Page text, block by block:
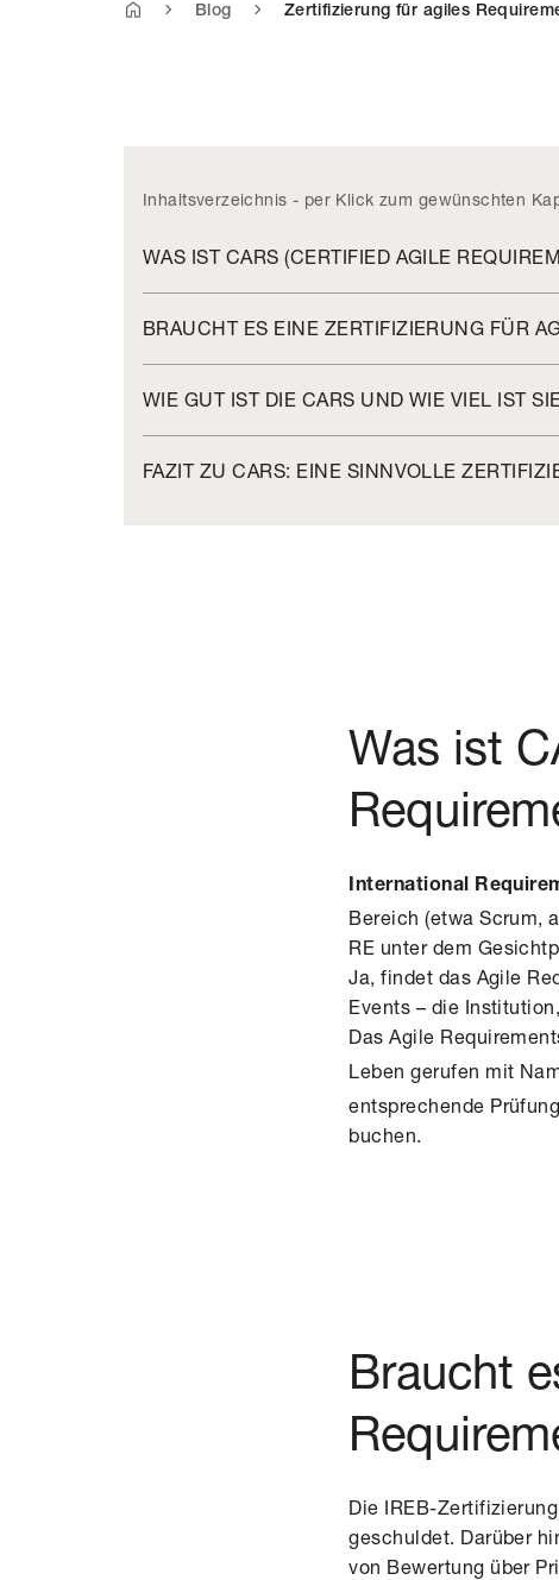
Blog Zertifizierung für agiles
Inhaltsverzeichnis - per Klick zum gewünschten
WAS IST CARS (CERTIFIED AGILE
BRAUCHT ES EINE ZERTIFIZIERUNG FÜR
WIE GUT IST DIE CARS UND WIE VIEL IST
FAZIT ZU CARS: EINE SINNVOLLE
Was ist
International
Bereich (etwa Scrum,
RE unter dem
Ja, findet das Agile
Events – die
Das Agile
Leben gerufen mit
entsprechende
buchen.
Braucht
Die IREB-
geschuldet. Darüber
von Bewertung über